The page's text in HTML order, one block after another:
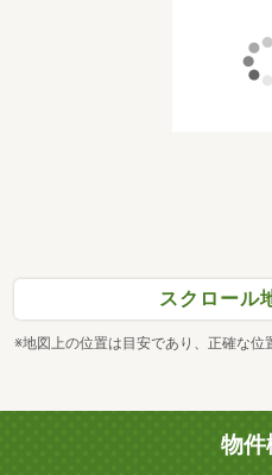
スクロール
※地図上の位置は目安であり、正確な位
物件